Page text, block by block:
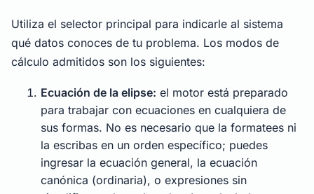
Utiliza el selector principal para indicarle al sistema
qué datos conoces de tu problema. Los modos de
cálculo admitidos son los siguientes:
Ecuación de la elipse: el motor está preparado
para trabajar con ecuaciones en cualquiera de
sus formas. No es necesario que la formatees ni
la escribas en un orden específico; puedes
ingresar la ecuación general, la ecuación
canónica (ordinaria), o expresiones sin